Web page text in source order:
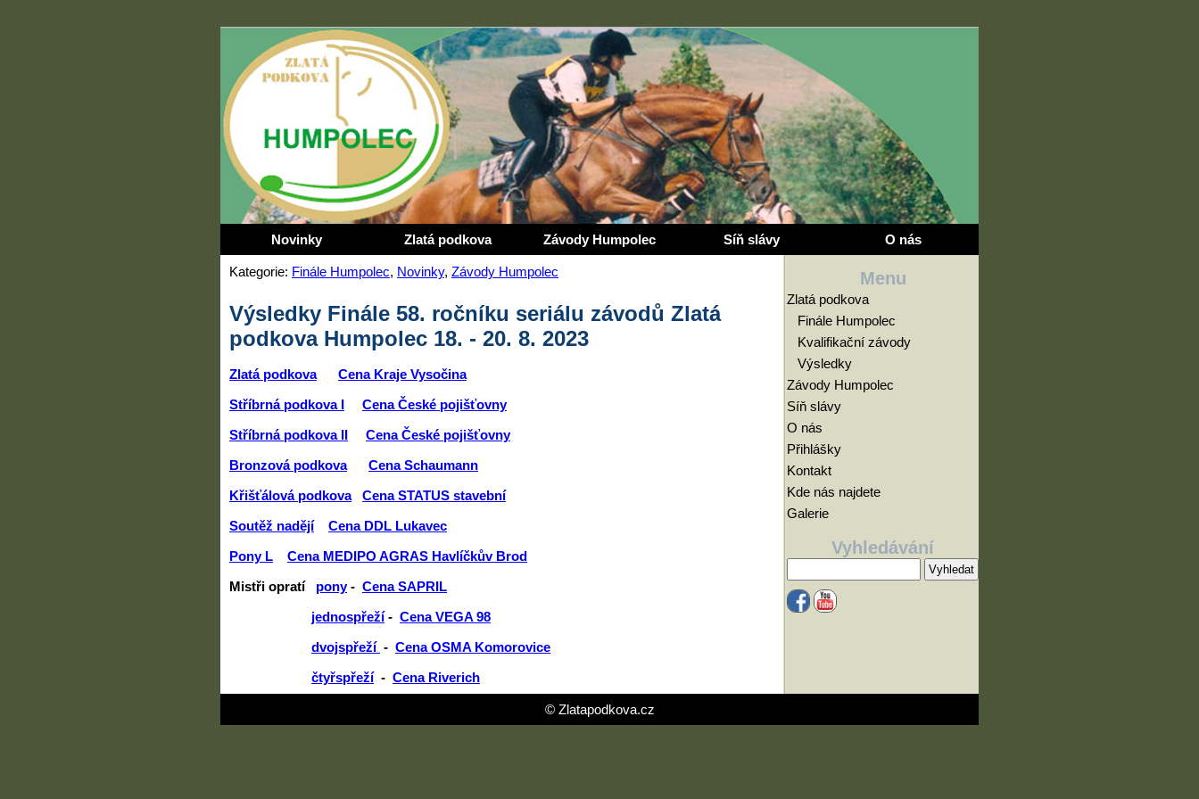
Novinky Zlatá podkova Závody Humpolec Síň slávy O nás
Kategorie: Finále Humpolec, Novinky, Závody Humpolec
Výsledky Finále 58. ročníku seriálu závodů Zlatá
podkova Humpolec 18. - 20. 8. 2023
Zlatá podkova
Cena Kraje Vysočina
Stříbrná podkova I
Cena České pojišťovny
Stříbrná podkova II
Cena České pojišťovny
Bronzová podkova
Cena Schaumann
Křišťálová podkova
Cena STATUS stavební
Soutěž nadějí
Cena DDL Lukavec
Pony L
Cena MEDIPO AGRAS Havlíčkův Brod
Mistři opratí
pony- Cena SAPRIL
jednospřeží - Cena VEGA 98
dvojspřeží - Cena OSMA Komorovice
čtyřspřeží - Cena Riverich
Menu
Zlatá podkova
Finále Humpolec
Kvalifikační závody
Výsledky
Závody Humpolec
Síň slávy
O nás
Přihlášky
Kontakt
Kde nás najdete
Galerie
Vyhledávání
© Zlatapodkova.cz